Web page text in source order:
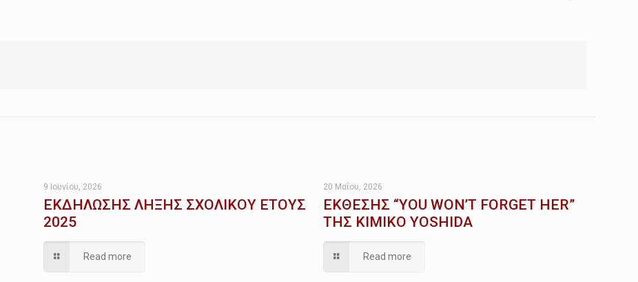
9 Ιουνίου, 2026
ΕΚΔΗΛΩΣΗΣ ΛΗΞΗΣ ΣΧΟΛΙΚΟΥ ΕΤΟΥΣ
2025
Read more
20 Μαΐου, 2026
ΕΚΘΕΣΗΣ “YOU WON’T FORGET HER”
ΤΗΣ KIMIKO YOSHIDA
Read more